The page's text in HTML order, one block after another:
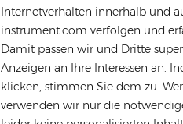
Internetverhalten innerhalb und
instrument.com verfolgen und
Damit passen wir und Dritte
Anzeigen an Ihre Interessen an.
klicken, stimmen Sie dem zu.
verwenden wir nur die